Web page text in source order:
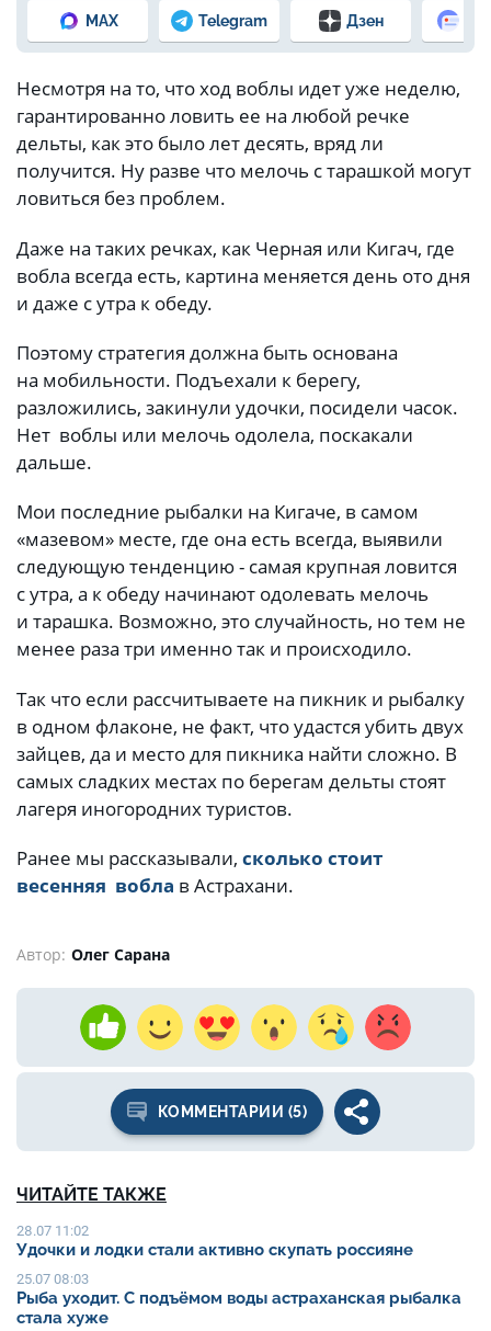
MAX Telegram Дзен
Несмотря на то, что ход воблы идет уже неделю,
гарантированно ловить ее на любой речке
дельты, как это было лет десять, вряд ли
получится. Ну разве что мелочь с тарашкой могут
ловиться без проблем.
Даже на таких речках, как Черная или Кигач, где
вобла всегда есть, картина меняется день ото дня
и даже с утра к обеду.
Поэтому стратегия должна быть основана
на мобильности. Подъехали к берегу,
разложились, закинули удочки, посидели часок.
Нет воблы или мелочь одолела, поскакали
дальше.
Мои последние рыбалки на Кигаче, в самом
«мазевом» месте, где она есть всегда, выявили
следующую тенденцию - самая крупная ловится
с утра, а к обеду начинают одолевать мелочь
и тарашка. Возможно, это случайность, но тем не
менее раза три именно так и происходило.
Так что если рассчитываете на пикник и рыбалку
в одном флаконе, не факт, что удастся убить двух
зайцев, да и место для пикника найти сложно. В
самых сладких местах по берегам дельты стоят
лагеря иногородних туристов.
Ранее мы рассказывали, сколько стоит
весенняя вобла в Астрахани.
Автор: Олег Сарана
КОММЕНТАРИИ (5)
ЧИТАЙТЕ ТАКЖЕ
28.07 11:02
Удочки и лодки стали активно скупать россияне
25.07 08:03
Рыба уходит. С подъёмом воды астраханская рыбалка
стала хуже